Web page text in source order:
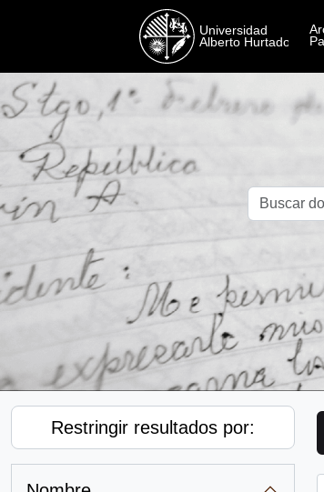
Restringir resultados por: